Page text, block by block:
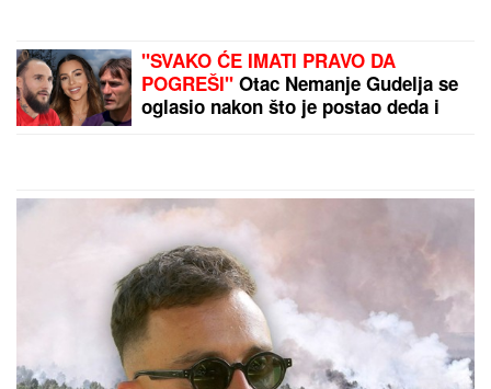
"SVAKO ĆE IMATI PRAVO DA
POGREŠI" Otac Nemanje Gudelja se
oglasio nakon što je postao deda i